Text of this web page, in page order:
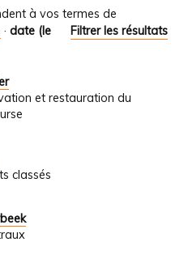
à vos termes de
Filtrer les résultats
· date (le
et restauration du
classés